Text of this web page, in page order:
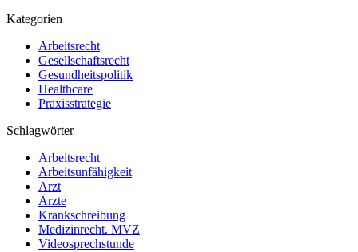
Kategorien
Arbeitsrecht
Gesellschaftsrecht
Gesundheitspolitik
Healthcare
Praxisstrategie
Schlagwörter
Arbeitsrecht
Arbeitsunfähigkeit
Arzt
Ärzte
Krankschreibung
Medizinrecht. MVZ
Videosprechstunde